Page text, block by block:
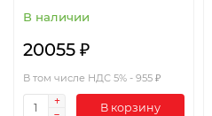
В наличии
20055 ₽
В том числе НДС 5% - 955 ₽
В корзину